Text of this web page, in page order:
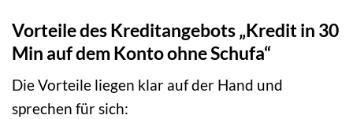
Vorteile des Kreditangebots „Kredit in 30
Min auf dem Konto ohne Schufa“
Die Vorteile liegen klar auf der Hand und
sprechen für sich: